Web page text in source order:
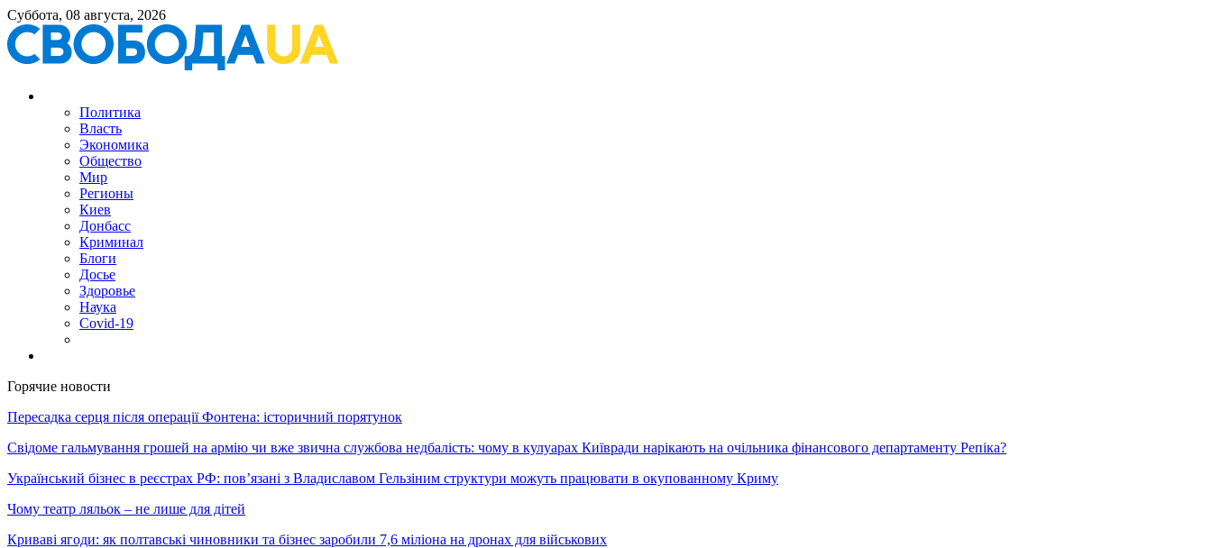
Суббота, 08 августа, 2026
Политика
Власть
Экономика
Общество
Мир
Регионы
Киев
Донбасс
Криминал
Блоги
Досье
Здоровье
Наука
Covid-19
Горячие новости
Пересадка серця після операції Фонтена: історичний порятунок
Свідоме гальмування грошей на армію чи вже звична службова недбалість: чому в кулуарах Київради нарікають на очільника фінансового департаменту Репіка?
Український бізнес в реєстрах РФ: пов’язані з Владиславом Гельзіним структури можуть працювати в окупованному Криму
Чому театр ляльок – не лише для дітей
Криваві ягоди: як полтавські чиновники та бізнес заробили 7,6 міліона на дронах для військових